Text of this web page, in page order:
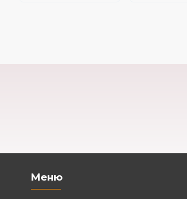
Меню